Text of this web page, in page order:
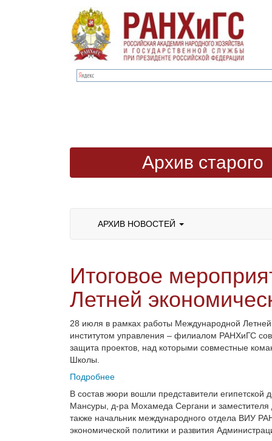
Архив старого
АРХИВ НОВОСТЕЙ
Итоговое
Летней
28 июля в рамках работы Международной
институтом управления – филиалом РАНХиГС
защита проектов, над которыми совместные
Школы.
Подробнее
В состав жюри вошли представители египетской
Мансуры, д-ра Мохамеда Сергани и заместителя
также начальник международного отдела ВИУ
экономической политики и развития